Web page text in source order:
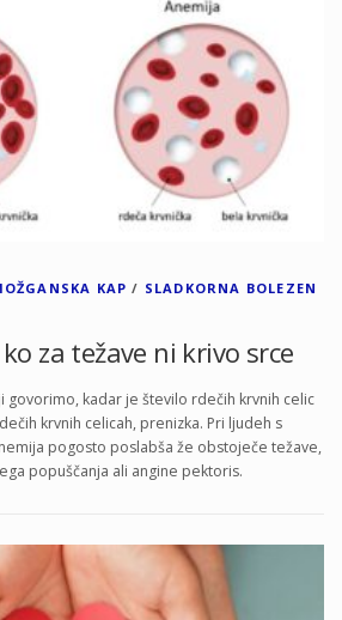
KAP / SLADKORNA BOLEZEN
za težave ni krivo srce
govorimo, kadar je število rdečih krvnih celic
krvnih celicah, prenizka. Pri ljudeh s
pogosto poslabša že obstoječe težave,
popuščanja ali angine pektoris.